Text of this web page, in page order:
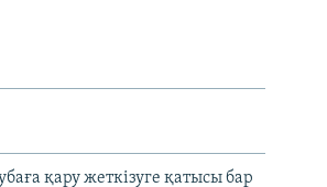
қару жеткізуге қатысы бар